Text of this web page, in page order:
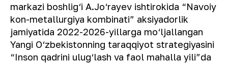
markazi boshlig‘i A.Jo‘rayev ishtirokida “Navoiy
kon-metallurgiya kombinati” aksiyadorlik
jamiyatida 2022-2026-yillarga mo‘ljallangan
Yangi O‘zbekistonning taraqqiyot strategiyasini
“Inson qadrini ulug‘lash va faol mahalla yili”da